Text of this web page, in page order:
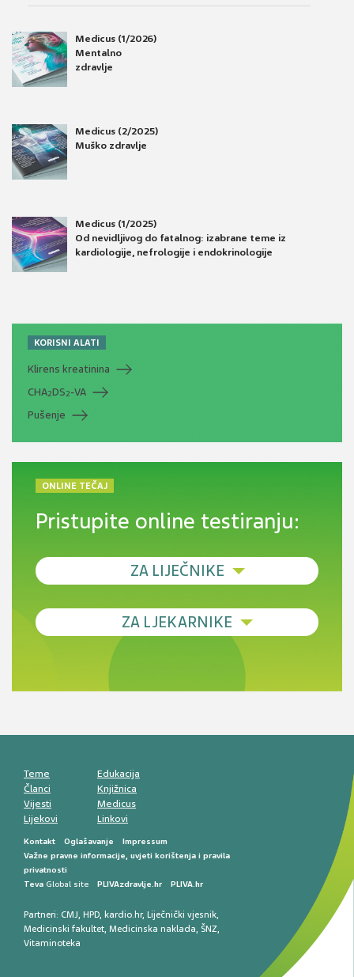
Medicus (1/2026)
Mentalno
zdravlje
Medicus (2/2025)
Muško zdravlje
Medicus (1/2025)
Od nevidljivog do fatalnog: izabrane teme iz
kardiologije, nefrologije i endokrinologije
KORISNI ALATI
Klirens kreatinina
CHA2DS2-VA
Pušenje
ONLINE TEČAJ
Pristupite online testiranju:
ZA LIJEČNIKE
Debljina - od prevencije do personalizirane
Novi pogled na migrenu: komorbiditeti, spolne
razlike i nove terapije
smetnji do rane onkološke dijagnostike
ZA LJEKARNIKE
Antikoagulansi u ljekarničkoj praksi –
Teme
Članci
Vijesti
Lijekovi
Edukacija
Knjižnica
Medicus
Linkovi
Kontakt Oglašavanje
Impressum
Važne pravne informacije, uvjeti korištenja i pravila
privatnosti
Teva Global site PLIVAzdravlje.hr PLIVA.hr
Partneri: CMJ, HPD, kardio.hr, Liječnički vjesnik,
Medicinski fakultet, Medicinska naklada, ŠNZ,
Vitaminoteka